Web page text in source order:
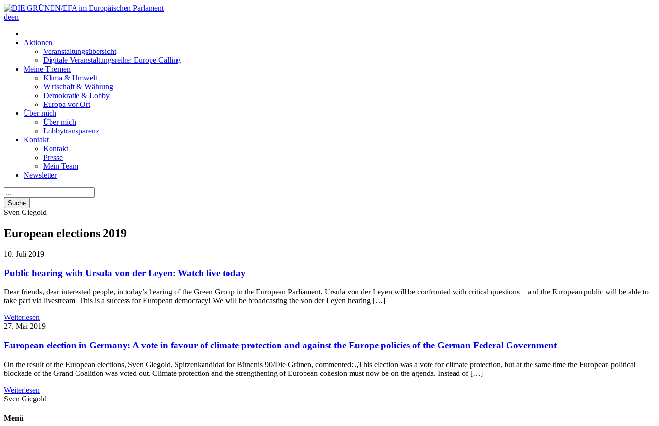
deen
Aktionen
Veranstaltungsübersicht
Digitale Veranstaltungsreihe: Europe Calling
Meine Themen
Klima & Umwelt
Wirtschaft & Währung
Demokratie & Lobby
Europa vor Ort
Über mich
Über mich
Lobbytransparenz
Kontakt
Kontakt
Presse
Mein Team
Newsletter
Suche
Sven Giegold
European elections 2019
10. Juli 2019
Public hearing with Ursula von der Leyen: Watch live today
Dear friends, dear interested people, in today’s hearing of the Green Group in the European Parliament, Ursula von der Leyen will be confronted with critical questions – and the European public will be able to
take part via livestream. This is a success for European democracy! We will be broadcasting the von der Leyen hearing […]
Weiterlesen
27. Mai 2019
European election in Germany: A vote in favour of climate protection and against the Europe policies of the German Federal Government
On the result of the European elections, Sven Giegold, Spitzenkandidat for Bündnis 90/Die Grünen, commented: „This election was a vote for climate protection, but at the same time the European political
blockade of the Grand Coalition was voted out. Climate protection and the strengthening of European cohesion must now be on the agenda. Instead of […]
Weiterlesen
Sven Giegold
Menü